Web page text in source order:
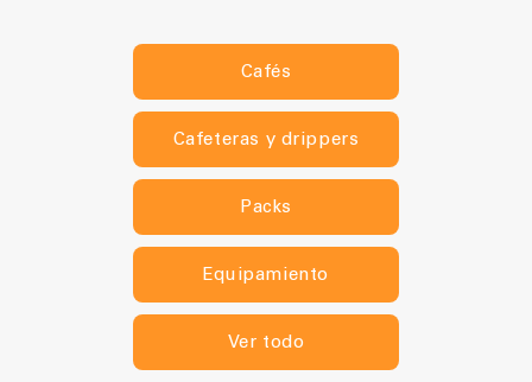
Cafés
Cafeteras y drippers
Packs
Equipamiento
Ver todo